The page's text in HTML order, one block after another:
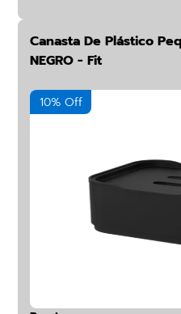
Canasta De Plástico
NEGRO - Fit
10% Off